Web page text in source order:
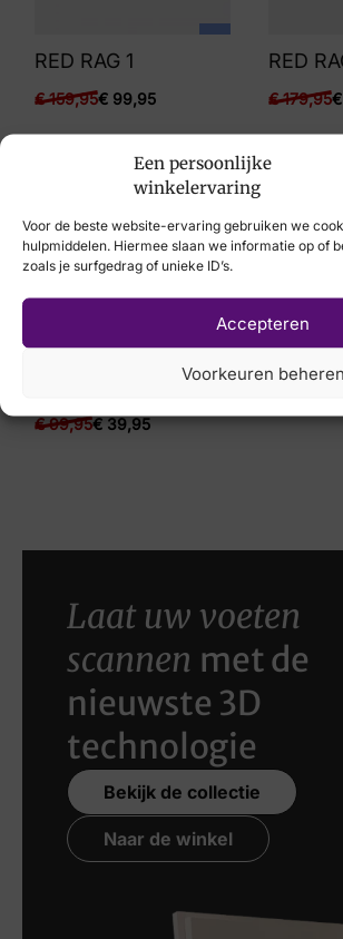
Een persoonlijke
winkelervaring
Voor de beste website-ervaring gebruiken we
hulpmiddelen. Hiermee slaan we informatie op of
zoals je surfgedrag of unieke ID’s.
Accepteren
Voorkeuren beheren
RED RAG 1
€159,95€ 99,95
RED
€179,95€
-60%
€99,95€ 39,95
Laat uw voeten
scannen met de
nieuwste 3D
technologie
Bekijk de collectie
Naar de winkel